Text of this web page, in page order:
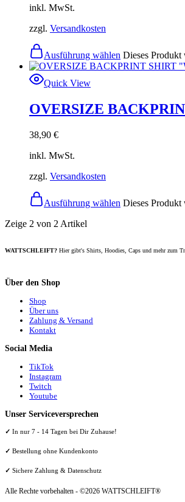
inkl. MwSt.
zzgl. Versandkosten
Ausführung wählen Dieses Produkt
Quick View
OVERSIZE
38,90 €
inkl. MwSt.
zzgl. Versandkosten
Ausführung wählen Dieses Produkt
Zeige 2 von 2 Artikel
WATTSCHLEIFT? Hier gibt's Shirts, Hoodies, Caps und mehr zum
Über den Shop
Shop
Über uns
Zahlung & Versand
Kontakt
Social Media
TikTok
Instagram
Twitch
Youtube
Unser Serviceversprechen
✓ In nur 7 - 14 Tagen bei Dir Zuhause!
✓ Bestellung ohne Kundenkonto
✓ Sichere Zahlung & Datenschutz
Alle Rechte vorbehalten - ©2026 WATTSCHLEIFT®